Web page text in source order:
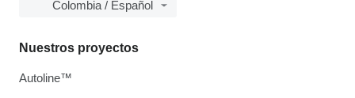
Colombia / Español
Nuestros proyectos
Autoline™